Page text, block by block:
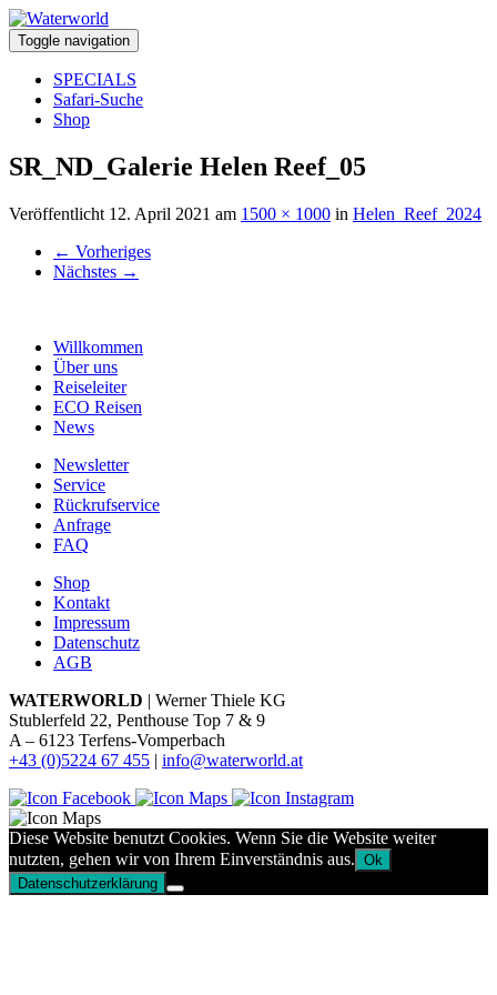
Toggle navigation
SPECIALS
Safari-Suche
Shop
SR_ND_Galerie Helen Reef_05
Veröffentlicht 12. April 2021 am 1500 × 1000 in Helen_Reef_2024
← Vorheriges
Nächstes →
Willkommen
Über uns
Reiseleiter
ECO Reisen
News
Newsletter
Service
Rückrufservice
Anfrage
FAQ
Shop
Kontakt
Impressum
Datenschutz
AGB
WATERWORLD | Werner Thiele KG
Stublerfeld 22, Penthouse Top 7 & 9
A – 6123 Terfens-Vomperbach
+43 (0)5224 67 455 | info@waterworld.at
Diese Website benutzt Cookies. Wenn Sie die Website weiter
nutzten, gehen wir von Ihrem Einverständnis aus. Ok
Datenschutzerklärung